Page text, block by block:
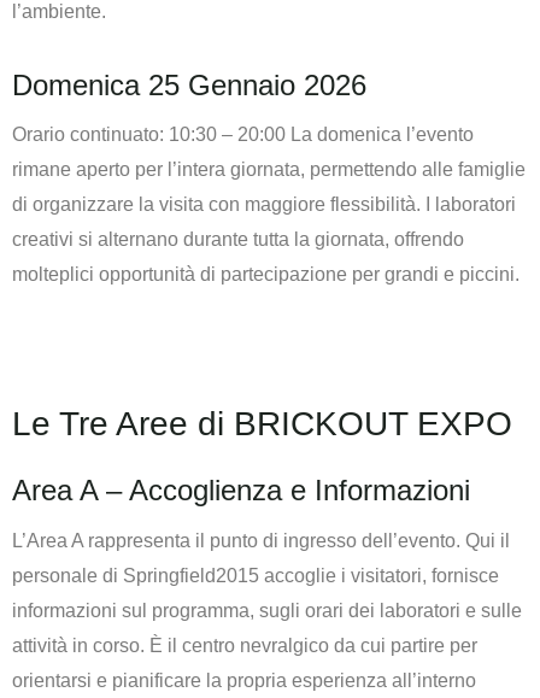
l’ambiente.
Domenica 25 Gennaio 2026
Orario continuato: 10:30 – 20:00 La domenica l’evento
rimane aperto per l’intera giornata, permettendo alle famiglie
di organizzare la visita con maggiore flessibilità. I laboratori
creativi si alternano durante tutta la giornata, offrendo
molteplici opportunità di partecipazione per grandi e piccini.
Le Tre Aree di BRICKOUT EXPO
Area A – Accoglienza e Informazioni
L’Area A rappresenta il punto di ingresso dell’evento. Qui il
personale di Springfield2015 accoglie i visitatori, fornisce
informazioni sul programma, sugli orari dei laboratori e sulle
attività in corso. È il centro nevralgico da cui partire per
orientarsi e pianificare la propria esperienza all’interno